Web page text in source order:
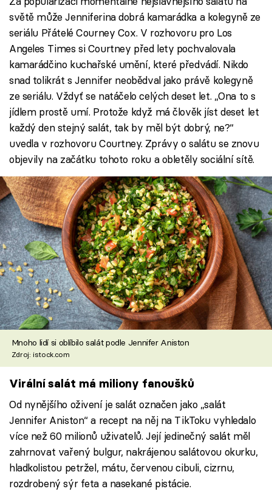
světě může Jenniferina dobrá kamarádka a kolegyně ze
seriálu Přátelé Courney Cox. V rozhovoru pro Los
Angeles Times si Courtney před lety pochvalovala
kamarádčino kuchařské umění, které předvádí. Nikdo
snad tolikrát s Jennifer neobědval jako právě kolegyně
ze seriálu. Vždyť se natáčelo celých deset let. „Ona to s
jídlem prostě umí. Protože když má člověk jíst deset let
každý den stejný salát, tak by měl být dobrý, ne?“
uvedla v rozhovoru Courtney. Zprávy o salátu se znovu
objevily na začátku tohoto roku a obletěly sociální sítě.
Mnoho lidí si oblíbilo salát podle Jennifer Aniston
Zdroj: istock.com
Virální salát má miliony fanoušků
Od nynějšího oživení je salát označen jako „salát
Jennifer Aniston“ a recept na něj na TikToku vyhledalo
více než 60 milionů uživatelů. Její jedinečný salát měl
zahrnovat vařený bulgur, nakrájenou salátovou okurku,
hladkolistou petržel, mátu, červenou cibuli, cizrnu,
rozdrobený sýr feta a nasekané pistácie.